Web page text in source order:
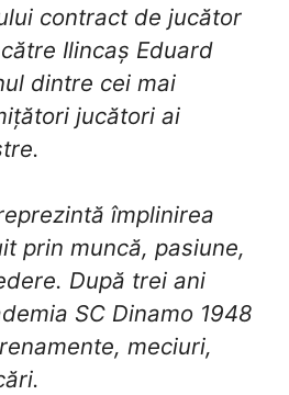
contract de jucător
Ilincaș Eduard
dintre cei mai
jucători ai
împlinirea
prin muncă, pasiune,
După trei ani
SC Dinamo 1948
meciuri,